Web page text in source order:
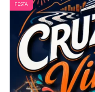
FESTA